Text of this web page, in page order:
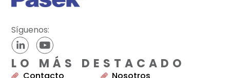
Síguenos:
LO MÁS DESTACADO